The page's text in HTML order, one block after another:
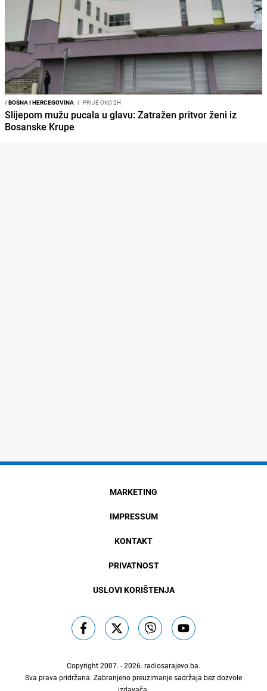
/BOSNA I HERCEGOVINA I PRIJE OKO 2H
Slijepom mužu pucala u glavu: Zatražen pritvor ženi iz
Bosanske Krupe
MARKETING
IMPRESSUM
KONTAKT
PRIVATNOST
USLOVI KORIŠTENJA
Copyright 2007. - 2026. radiosarajevo.ba.
Sva prava pridržana. Zabranjeno preuzimanje sadržaja bez dozvole